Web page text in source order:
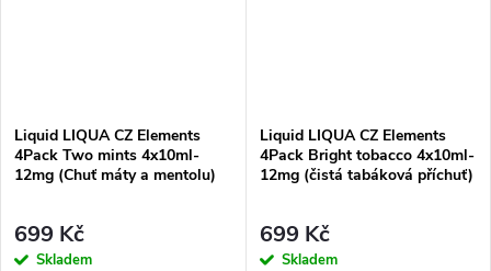
Liquid LIQUA CZ Elements
4Pack Two mints 4x10ml-
12mg (Chuť máty a mentolu)
699 Kč
Skladem
Liquid LIQUA CZ Elements
4Pack Bright tobacco 4x10ml-
12mg (čistá tabáková příchuť)
699 Kč
Skladem